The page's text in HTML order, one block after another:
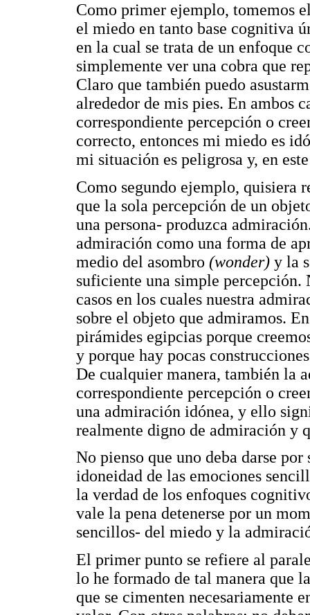
Como primer ejemplo, tomemos
el miedo en tanto base cognitiva
en la cual se trata de un enfoque
simplemente ver una cobra que
Claro que también puedo
alrededor de mis pies. En ambos
correspondiente percepción o
correcto, entonces mi miedo es
mi situación es peligrosa y, en
Como segundo ejemplo, quisiera
que la sola percepción de un
una persona- produzca
admiración como una forma de
medio del asombro (wonder) y la
suficiente una simple percepción.
casos en los cuales nuestra
sobre el objeto que admiramos.
pirámides egipcias porque
y porque hay pocas
De cualquier manera, también la
correspondiente percepción o
una admiración idónea, y ello
realmente digno de admiración y
No pienso que uno deba darse
idoneidad de las emociones
la verdad de los enfoques
vale la pena detenerse por un
sencillos- del miedo y la
El primer punto se refiere al
lo he formado de tal manera que
que se cimenten necesariamente